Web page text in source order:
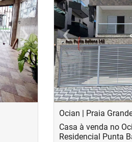
›Next ‹Previous
Ocian | Praia
Casa à venda no
Residencial Punta